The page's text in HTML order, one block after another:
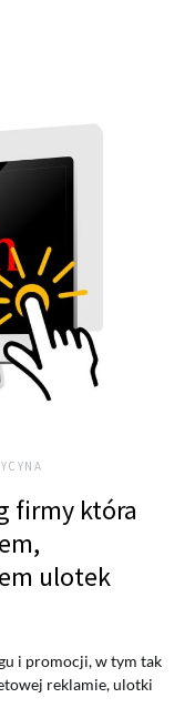
firmy która
ulotek
i promocji, w tym tak
reklamie, ulotki